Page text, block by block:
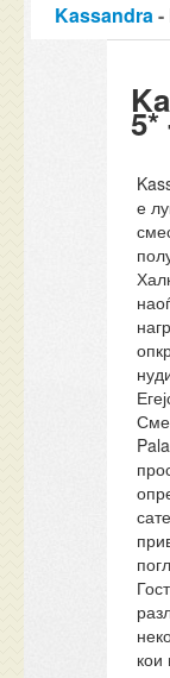
Kassandra-
е
кои